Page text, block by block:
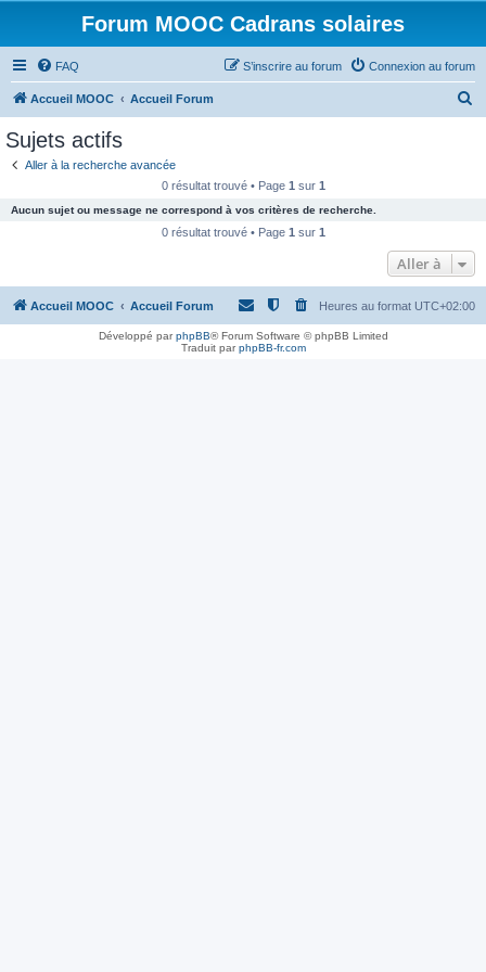
Forum MOOC Cadrans solaires
FAQ Connexion au forum
S’inscrire au forum
Accueil MOOC Accueil Forum
c
e
Sujets actifs
Aller à la recherche avancée
0 résultat trouvé • Page 1 sur 1
Aucun sujet ou message ne correspond à vos critères de recherche.
0 résultat trouvé • Page 1 sur 1
Aller à
Accueil MOOC Accueil Forum Heures au format UTC+02:00
Développé parphpBB® Forum Software © phpBB Limited
Traduit parphpBB-fr.com